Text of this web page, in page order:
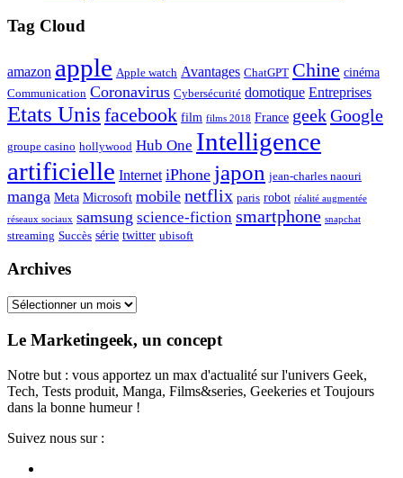
Tag Cloud
amazon apple Apple watch Avantages ChatGPT Chine cinéma
Communication Coronavirus Cybersécurité domotique Entreprises
Etats Unis facebook film films 2018 France geekGoogle
groupe casino hollywood Hub One Intelligence
artificielle Internet iPhone japon jean-charles naouri
manga Meta Microsoft mobile netflix paris robot réalité augmentée
réseaux sociaux samsung science-fiction smartphone snapchat
streaming Succès série twitter ubisoft
Archives
Archives
Le Marketingeek, un concept
Notre but : vous apportez un max d'actualité sur l'univers Geek,
Tech, Tests produit, Manga, Films&series, Geekeries et Toujours
dans la bonne humeur !
Suivez nous sur :